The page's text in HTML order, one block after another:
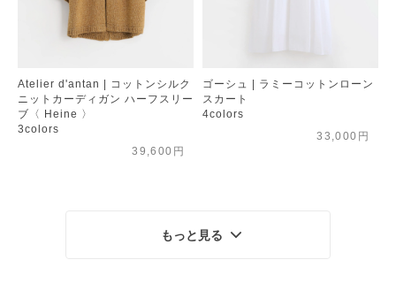
Atelier d'antan | コットンシルク
ニットカーディガン ハーフスリー
ブ〈 Heine 〉
3colors
39,600円
ゴーシュ | ラミーコットンローン
スカート
4colors
33,000円
もっと見る